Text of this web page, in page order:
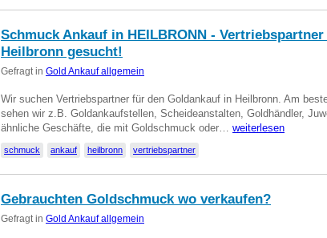
Schmuck Ankauf in HEILBRONN -
Heilbronn gesucht!
Gefragt in Gold Ankauf allgemein
Wir suchen Vertriebspartner für den Goldankauf in Heilbronn. Am
sehen wir z.B. Goldankaufstellen, Scheideanstalten, Goldhändler,
ähnliche Geschäfte, die mit Goldschmuck oder… weiterlesen
schmuck ankauf heilbronn vertriebspartner
Gebrauchten Goldschmuck wo verkaufen?
Gefragt in Gold Ankauf allgemein